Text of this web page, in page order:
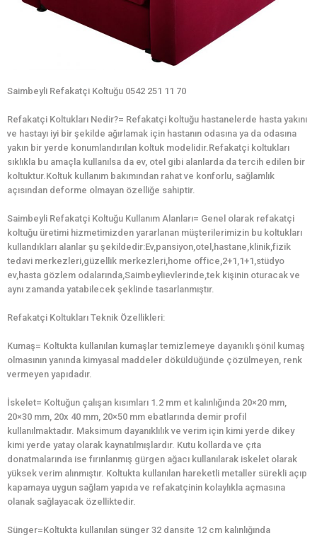
Saimbeyli Refakatçi Koltuğu 0542 251 11 70
Refakatçi Koltukları Nedir?= Refakatçi koltuğu hastanelerde hasta yakını
ve hastayı iyi bir şekilde ağırlamak için hastanın odasına ya da odasına
yakın bir yerde konumlandırılan koltuk modelidir.Refakatçi koltukları
sıklıkla bu amaçla kullanılsa da ev, otel gibi alanlarda da tercih edilen bir
koltuktur.Koltuk kullanım bakımından rahat ve konforlu, sağlamlık
açısından deforme olmayan özelliğe sahiptir.
Saimbeyli Refakatçi Koltuğu Kullanım Alanları= Genel olarak refakatçi
koltuğu üretimi hizmetimizden yararlanan müşterilerimizin bu koltukları
kullandıkları alanlar şu şekildedir:Ev,pansiyon,otel,hastane,klinik,fizik
tedavi merkezleri,güzellik merkezleri,home office,2+1,1+1,stüdyo
ev,hasta gözlem odalarında,Saimbeylievlerinde,tek kişinin oturacak ve
aynı zamanda yatabilecek şeklinde tasarlanmıştır.
Refakatçi Koltukları Teknik Özellikleri:
Kumaş= Koltukta kullanılan kumaşlar temizlemeye dayanıklı şönil kumaş
olmasının yanında kimyasal maddeler döküldüğünde çözülmeyen, renk
vermeyen yapıdadır.
İskelet= Koltuğun çalışan kısımları 1.2 mm et kalınlığında 20×20 mm,
20×30 mm, 20x 40 mm, 20×50 mm ebatlarında demir profil
kullanılmaktadır. Maksimum dayanıklılık ve verim için kimi yerde dikey
kimi yerde yatay olarak kaynatılmışlardır. Kutu kollarda ve çıta
donatmalarında ise fırınlanmış gürgen ağacı kullanılarak iskelet olarak
yüksek verim alınmıştır. Koltukta kullanılan hareketli metaller sürekli açıp
kapamaya uygun sağlam yapıda ve refakatçinin kolaylıkla açmasına
olanak sağlayacak özelliktedir.
Sünger=Koltukta kullanılan sünger 32 dansite 12 cm kalınlığında